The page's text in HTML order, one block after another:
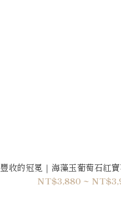
豐收的冠冕｜海藻玉葡萄石紅
NT$3,880 ~